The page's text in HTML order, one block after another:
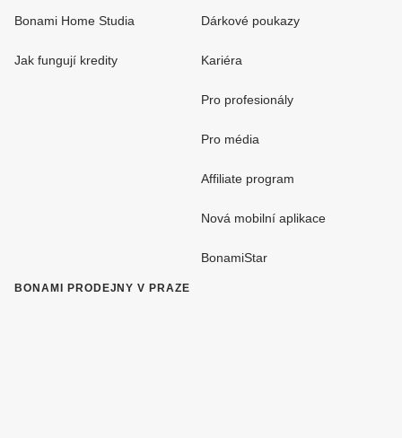
Bonami Home Studia
Jak fungují kredity
Dárkové poukazy
Kariéra
Pro profesionály
Pro média
Affiliate program
Nová mobilní aplikace
BonamiStar
BONAMI PRODEJNY V PRAZE